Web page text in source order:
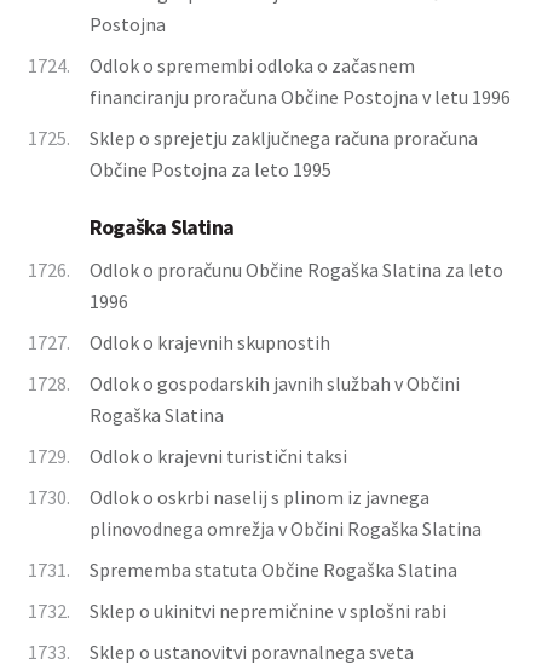
Postojna
1724.
Odlok o spremembi odloka o začasnem
financiranju proračuna Občine Postojna v letu 1996
1725.
Sklep o sprejetju zaključnega računa proračuna
Občine Postojna za leto 1995
Rogaška Slatina
1726.
Odlok o proračunu Občine Rogaška Slatina za leto
1996
1727.
Odlok o krajevnih skupnostih
1728.
Odlok o gospodarskih javnih službah v Občini
Rogaška Slatina
1729.
Odlok o krajevni turistični taksi
1730.
Odlok o oskrbi naselij s plinom iz javnega
plinovodnega omrežja v Občini Rogaška Slatina
1731.
Sprememba statuta Občine Rogaška Slatina
1732.
Sklep o ukinitvi nepremičnine v splošni rabi
1733.
Sklep o ustanovitvi poravnalnega sveta